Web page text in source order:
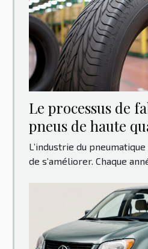
Le processus de
pneus de haute
L’industrie du
de s’améliorer. Chaque